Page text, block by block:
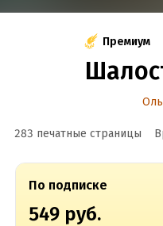
Премиум
283 печатные страницы
По подписке
549 руб.